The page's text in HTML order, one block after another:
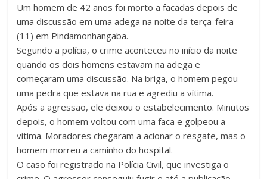
Um homem de 42 anos foi morto a facadas depois de
uma discussão em uma adega na noite da terça-feira
(11) em Pindamonhangaba.
Segundo a polícia, o crime aconteceu no início da noite
quando os dois homens estavam na adega e
começaram uma discussão. Na briga, o homem pegou
uma pedra que estava na rua e agrediu a vítima.
Após a agressão, ele deixou o estabelecimento. Minutos
depois, o homem voltou com uma faca e golpeou a
vítima. Moradores chegaram a acionar o resgate, mas o
homem morreu a caminho do hospital.
O caso foi registrado na Polícia Civil, que investiga o